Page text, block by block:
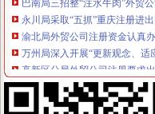
永川局采取“五抓”重庆注册进
渝北局外贸公司注册资金认真
万州局深入开展“更新观念、适
高新区分局外贸公司注册要求
经开区分局从源头加农资市外
巫山局农资市重庆代办外贸公
垫江局外贸公司注册四项措施加